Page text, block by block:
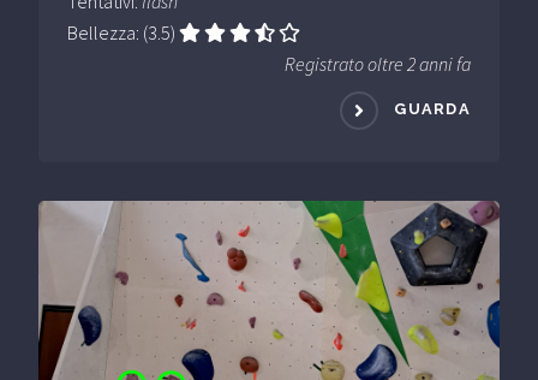
Bellezza: (3.5)
Registrato oltre 2 anni fa
GUARDA